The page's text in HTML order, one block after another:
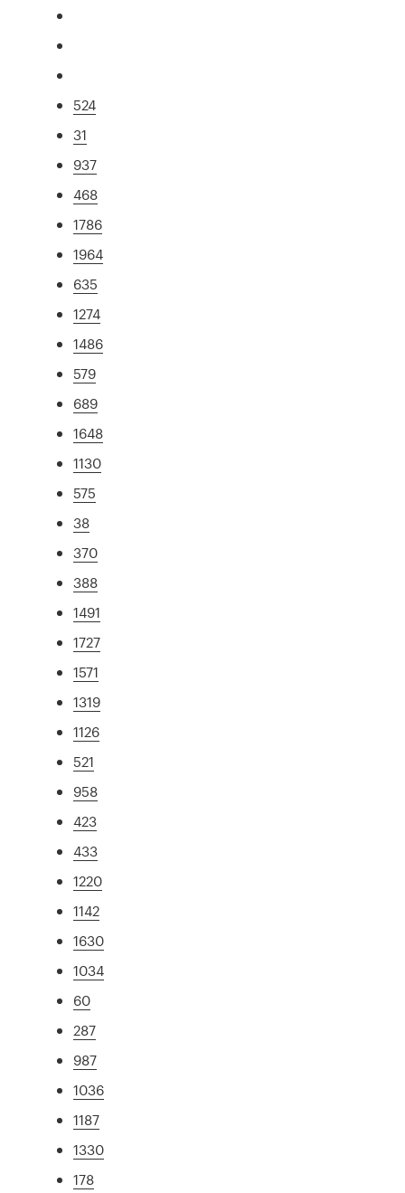
524
31
937
468
1786
1964
635
1274
1486
579
689
1648
1130
575
38
370
388
1491
1727
1571
1319
1126
521
958
423
433
1220
1142
1630
1034
60
287
987
1036
1187
1330
178